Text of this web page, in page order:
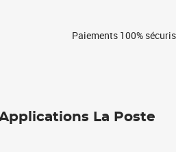
Paiements 100%
La Poste